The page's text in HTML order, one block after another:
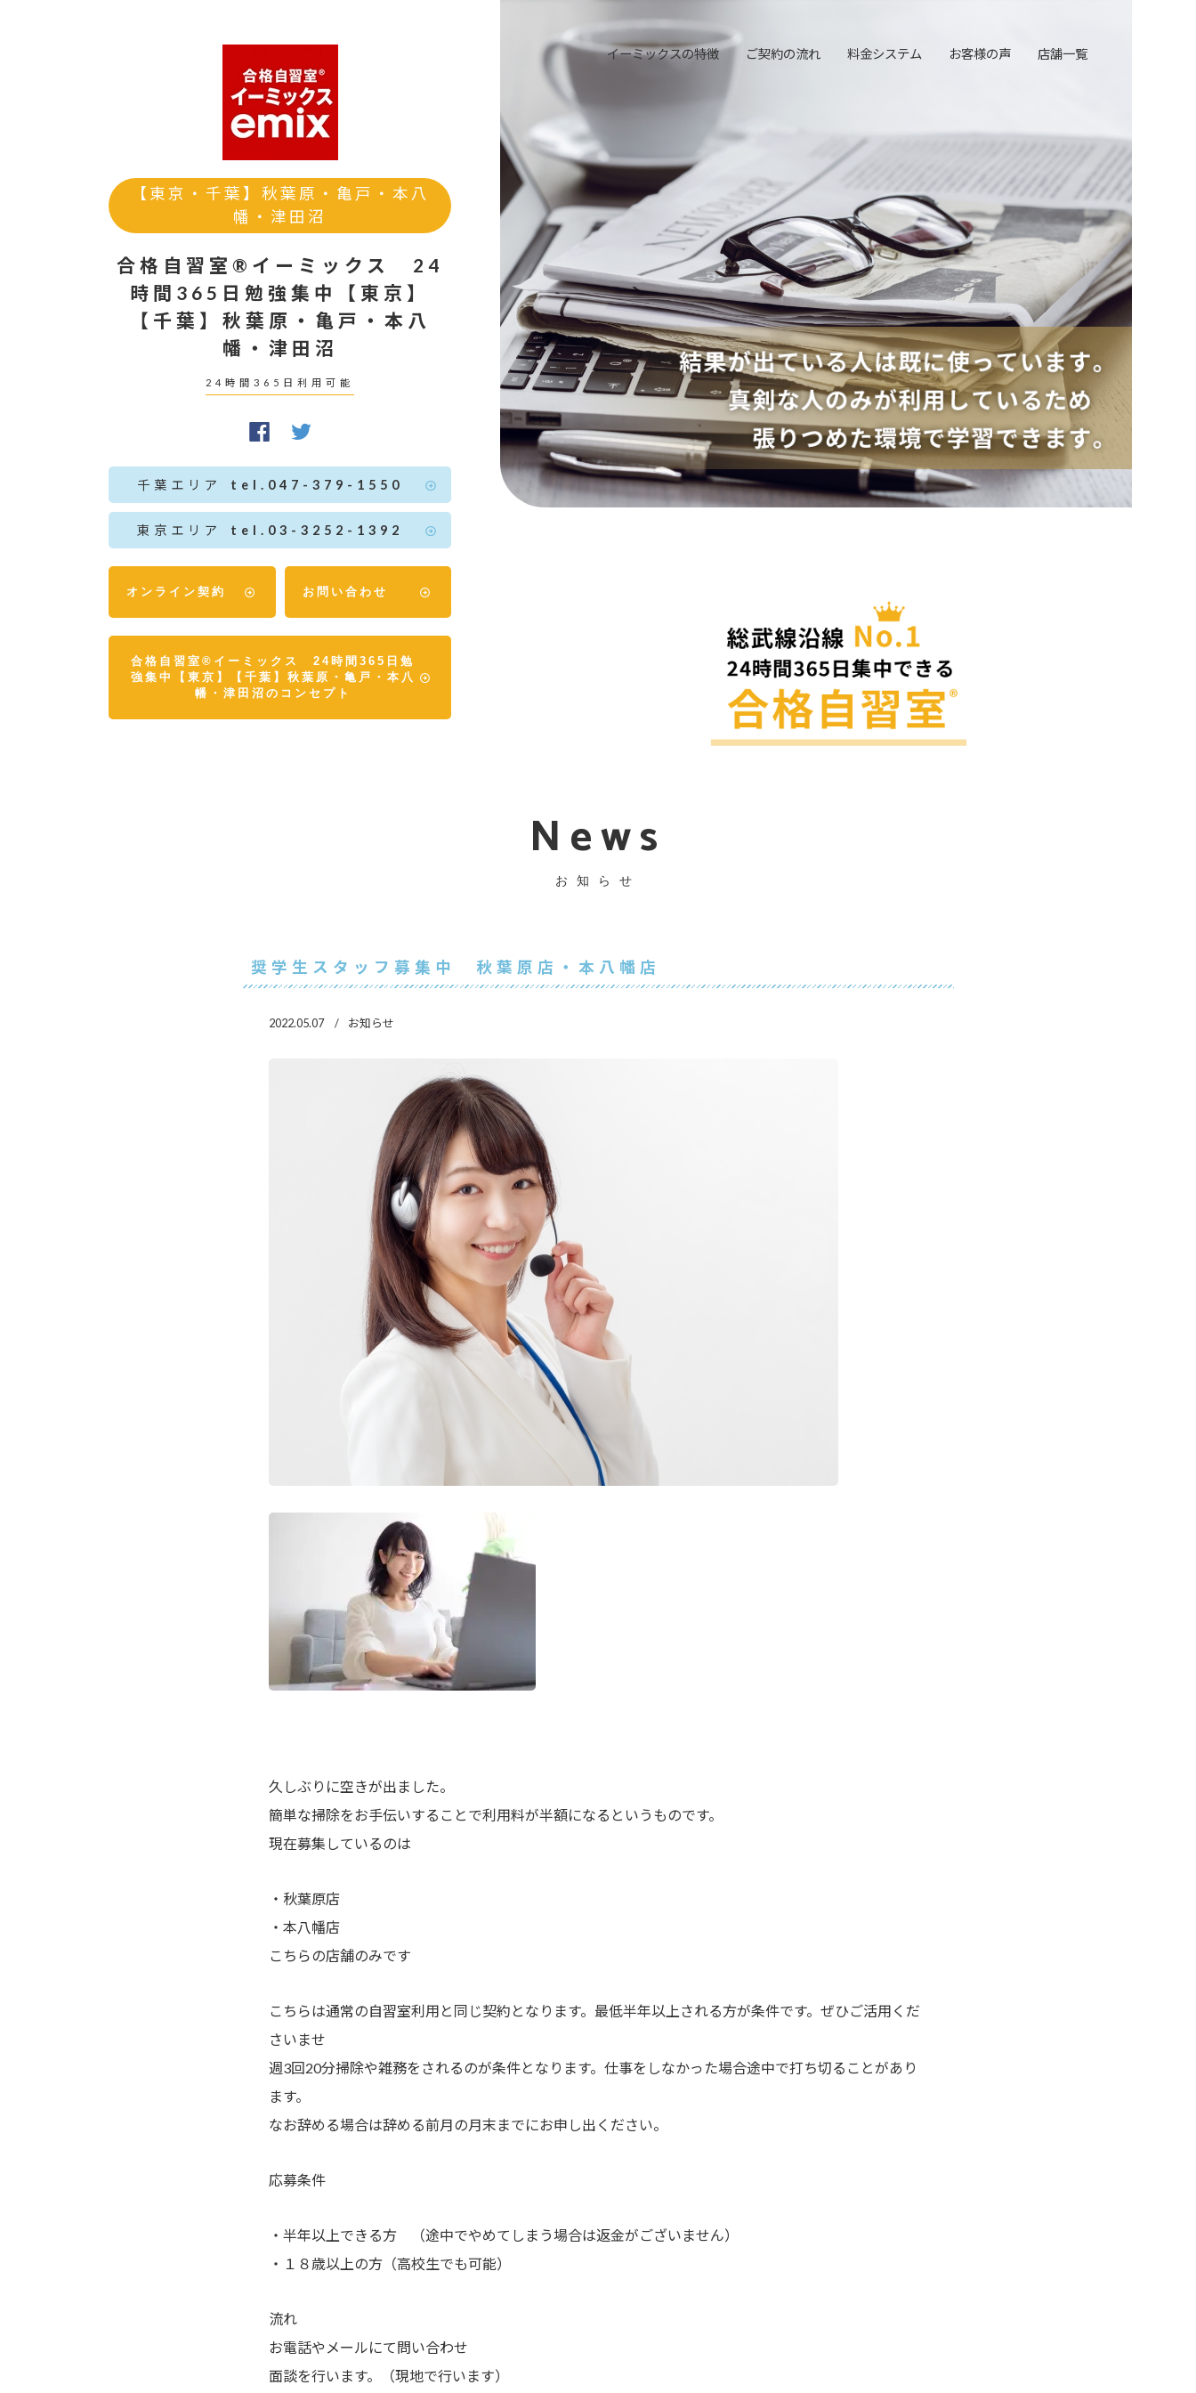
【東京・千葉】秋葉原・亀戸・本八
幡・津田沼
合格自習室®イーミックス 24
時間365日勉強集中【東京】
【千葉】秋葉原・亀戸・本八
幡・津田沼
24時間365日利用可能
千葉エリア tel.047-379-1550
東京エリア tel.03-3252-1392
オンライン契約 お問い合わせ
合格自習室®イーミックス 24時間365日勉
強集中【東京】【千葉】秋葉原・亀戸・本八
幡・津田沼のコンセプト
イーミックスの特徴 ご契約の流れ 料金システム お客様の声 店舗一覧
News
お知らせ
奨学生スタッフ募集中 秋葉原店・本八幡店
2022.05.07 お知らせ
久しぶりに空きが出ました。
簡単な掃除をお手伝いすることで利用料が半額になるというものです。
現在募集しているのは
・秋葉原店
・本八幡店
こちらの店舗のみです
こちらは通常の自習室利用と同じ契約となります。最低半年以上される方が条件です。ぜひご活用くだ
さいませ
週3回20分掃除や雑務をされるのが条件となります。仕事をしなかった場合途中で打ち切ることがあり
ます。
なお辞める場合は辞める前月の月末までにお申し出ください。
応募条件
・半年以上できる方 （途中でやめてしまう場合は返金がございません）
・１８歳以上の方（高校生でも可能）
流れ
お電話やメールにて問い合わせ
面談を行います。（現地で行います）